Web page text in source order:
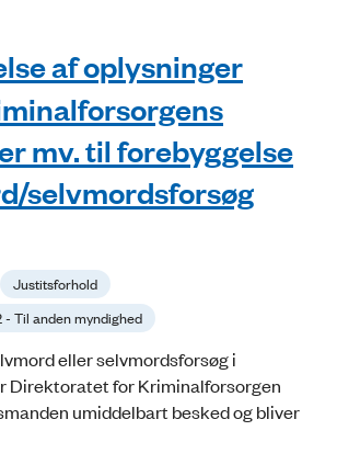
af oplysninger
mv. til forebyggelse
selvmordsforsøg
Justitsforhold
- Til anden myndighed
eller selvmordsforsøg i
Direktoratet for Kriminalforsorgen
umiddelbart besked og bliver